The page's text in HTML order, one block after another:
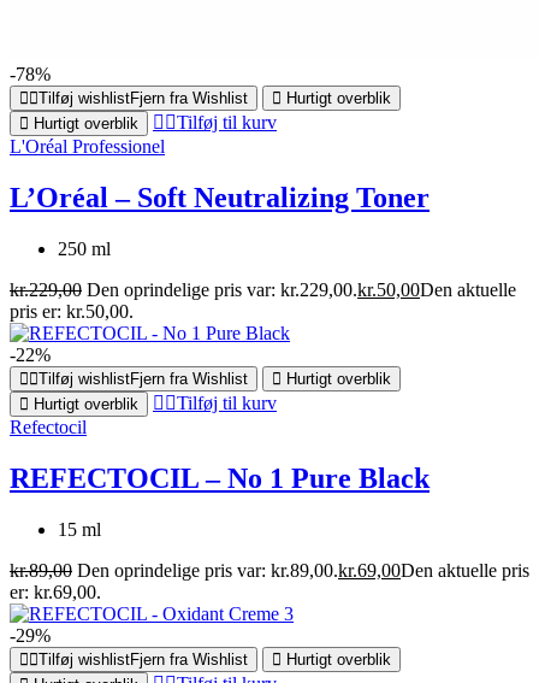
-78%
Tilføj wishlistFjern fra Wishlist
Hurtigt overblik
Hurtigt overblik
Tilføj til kurv
L'Oréal Professionel
L’Oréal – Soft Neutralizing Toner
250 ml
kr.229,00 Den oprindelige pris var: kr.229,00.kr.50,00Den aktuelle
pris er: kr.50,00.
-22%
Tilføj wishlistFjern fra Wishlist
Hurtigt overblik
Hurtigt overblik
Tilføj til kurv
Refectocil
REFECTOCIL – No 1 Pure Black
15 ml
kr.89,00 Den oprindelige pris var: kr.89,00.kr.69,00Den aktuelle pris
er: kr.69,00.
-29%
Tilføj wishlistFjern fra Wishlist
Hurtigt overblik